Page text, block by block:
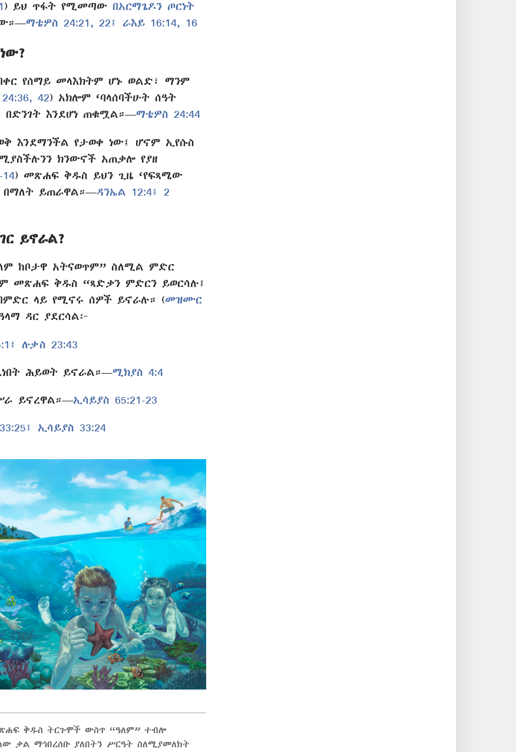
) ይህ ጥፋት የሚመጣው በአርማጌዶን ጦርነት
ማቴዎስ 24:21, 22፤ ራእይ 16:14, 16
የሰማይ መላእክትም ሆኑ ወልድ፣ ማንም
42) አክሎም ‘ባላሰባችሁት ሰዓት
እንደሆነ ጠቁሟል።—ማቴዎስ 24:44
እንደማንችል የታወቀ ነው፤ ሆኖም ኢየሱስ
ክንውኖች አጠቃሎ የያዘ
14) መጽሐፍ ቅዱስ ይህን ጊዜ ‘የፍጻሜው
በማለት ይጠራዋል።—ዳንኤል 12:4፤
2
ይኖራል?
ከቦታዋ አትናወጥም” ስለሚል ምድር
መጽሐፍ ቅዱስ “ጻድቃን ምድርን ይወርሳሉ፤
ላይ የሚኖሩ ሰዎች ይኖራሉ። (መዝሙር
ዳር ያደርሳል፦
ሉቃስ 23:43
ሕይወት ይኖራል።—ሚክያስ 4:4
ይኖረዋል።—ኢሳይያስ 65:21-23
ኢሳይያስ 33:24
ቅዱስ ትርጉሞች ውስጥ “ዓለም” ተብሎ
ቃል ማኅበረሰቡ ያለበትን ሥርዓት ስለሚያመለክት